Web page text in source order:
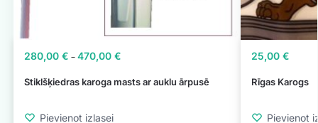
Stiklšķiedras karoga masts ar auklu ārpusē
280,00 € –470,00 €
Pievienot izlasei
Rīgas Karogs
25,00 €
Pievienot